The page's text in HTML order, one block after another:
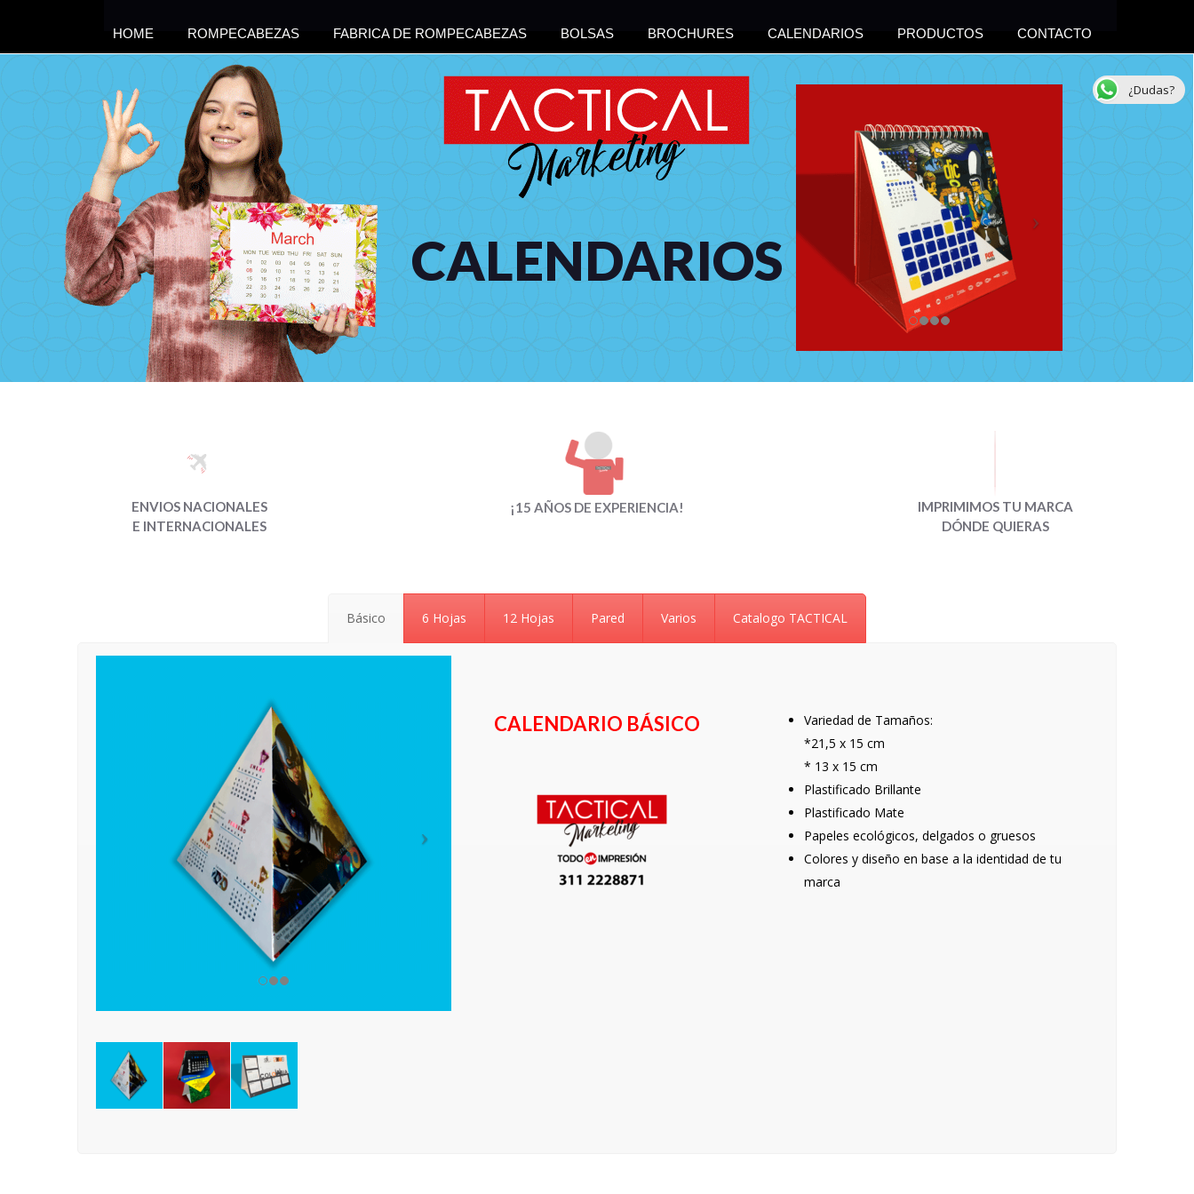
HOME ROMPECABEZAS FABRICA DE ROMPECABEZAS BOLSAS BROCHURES CALENDARIOS PRODUCTOS CONTACTO
CALENDARIOS
ENVIOS NACIONALES
E INTERNACIONALES
¡15 AÑOS DE EXPERIENCIA!
IMPRIMIMOS TU MARCA
DÓNDE QUIERAS
Básico 6 Hojas 12 Hojas Pared Varios Catalogo TACTICAL
CALENDARIO BÁSICO
Variedad de Tamaños:
*21,5 x 15 cm
* 13 x 15 cm
Plastificado Brillante
Plastificado Mate
Papeles ecológicos, delgados o gruesos
Colores y diseño en base a la identidad de tu
marca
¿Dudas?